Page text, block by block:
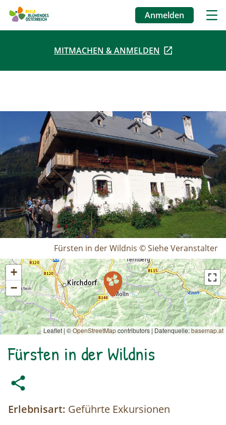
Direkt
Benutzermenü
Anmelden
MITMACHEN & ANMELDEN
Fürsten in der Wildnis © Siehe Veranstalter
+
−
Leaflet | ©OpenStreetMapcontributors | Datenquelle:basemap.at
Fürsten in der Wildnis
Erlebnisart: Geführte Exkursionen